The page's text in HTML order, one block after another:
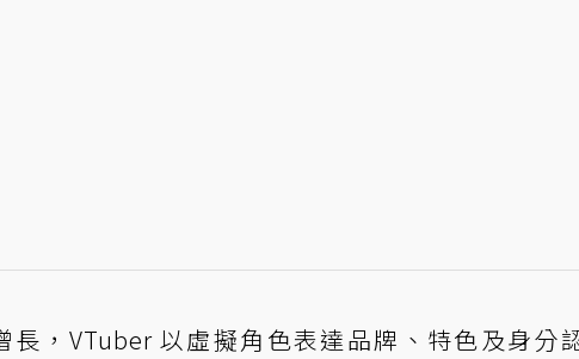
，VTuber 以虛擬角色表達品牌、特色及身分